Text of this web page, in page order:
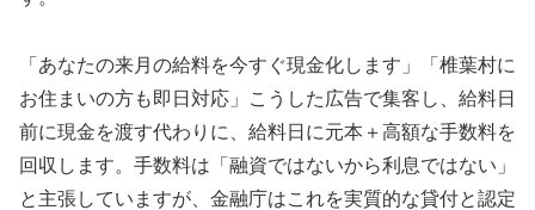
「あなたの来月の給料を今すぐ現金化します」「椎葉村に
お住まいの方も即日対応」こうした広告で集客し、給料日
前に現金を渡す代わりに、給料日に元本＋高額な手数料を
回収します。手数料は「融資ではないから利息ではない」
と主張していますが、金融庁はこれを実質的な貸付と認定